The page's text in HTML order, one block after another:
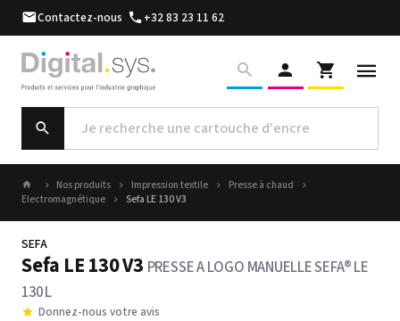
Contactez-nous +32 83 23 11 62
Nos produits Impression textile
Presse à chaud
Electromagnétique
Sefa LE 130 V3
SEFA
Sefa LE 130 V3 PRESSE A LOGO MANUELLE SEFA® LE
130 L
Donnez-nous votre avis